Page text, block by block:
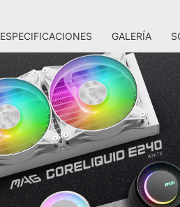
ESPECIFICACIONES GALERÍA